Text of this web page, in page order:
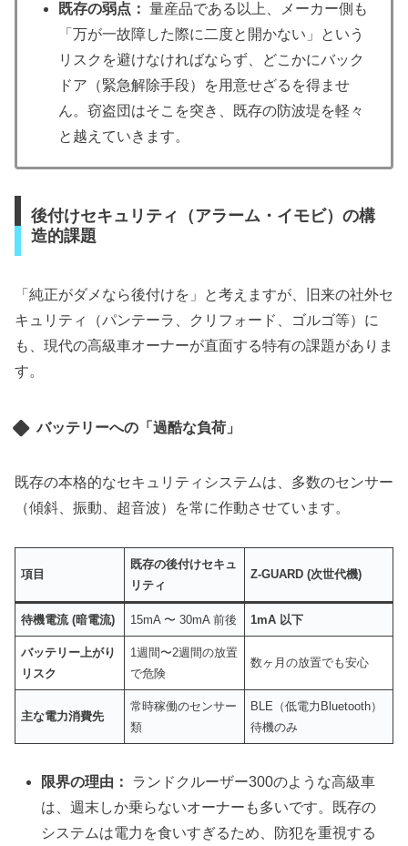
既存の弱点： 量産品である以上、メーカー側も
「万が一故障した際に二度と開かない」という
リスクを避けなければならず、どこかにバック
ドア（緊急解除手段）を用意せざるを得ませ
ん。窃盗団はそこを突き、既存の防波堤を軽々
と越えていきます。
後付けセキュリティ（アラーム・イモビ）の構
造的課題
「純正がダメなら後付けを」と考えますが、旧来の社外セ
キュリティ（パンテーラ、クリフォード、ゴルゴ等）に
も、現代の高級車オーナーが直面する特有の課題がありま
す。
バッテリーへの「過酷な負荷」
既存の本格的なセキュリティシステムは、多数のセンサー
（傾斜、振動、超音波）を常に作動させています。
項目
既存の後付けセキュ
リティ
Z-GUARD (次世代機)
待機電流 (暗電流) 15mA 〜 30mA 前後 1mA 以下
バッテリー上がり
リスク
1週間〜2週間の放置
で危険
数ヶ月の放置でも安心
主な電力消費先
常時稼働のセンサー
類
BLE（低電力Bluetooth）
待機のみ
限界の理由：
ランドクルーザー300のような高級車
は、週末しか乗らないオーナーも多いです。既存の
システムは電力を食いすぎるため、防犯を重視する